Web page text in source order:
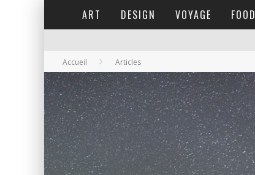
ART DESIGN VOYAGE FOOD
Accueil Articles